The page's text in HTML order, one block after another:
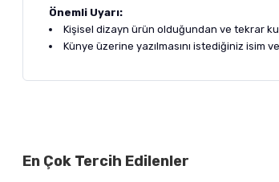
Önemli Uyarı:
Kişisel dizayn ürün olduğundan ve tekrar
Künye üzerine yazılmasını istediğiniz isim
En Çok Tercih Edilenler